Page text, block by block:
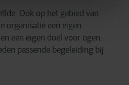
Ook op het gebied van
organisatie een eigen
een eigen doel voor ogen.
passende begeleiding bij